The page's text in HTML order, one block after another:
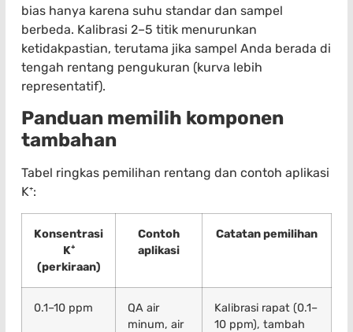
bias hanya karena suhu standar dan sampel
berbeda. Kalibrasi 2–5 titik menurunkan
ketidakpastian, terutama jika sampel Anda berada di
tengah rentang pengukuran (kurva lebih
representatif).
Panduan memilih komponen
tambahan
Tabel ringkas pemilihan rentang dan contoh aplikasi
K⁺:
Konsentrasi
K⁺
(perkiraan)
Contoh
aplikasi
Catatan pemilihan
0.1–10 ppm
QA air
minum, air
Kalibrasi rapat (0.1–
10 ppm), tambah